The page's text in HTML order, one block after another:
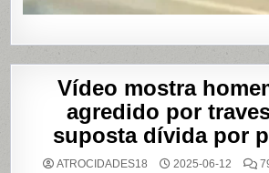
Vídeo mostra
agredido por
suposta dívida por
ATROCIDADES18 2025-06-12